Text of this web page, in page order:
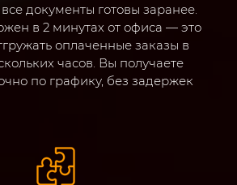
документы готовы заранее.
в 2 минутах от офиса — это
оплаченные заказы в
часов. Вы получаете
по графику, без задержек